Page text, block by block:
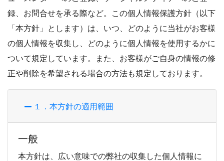
録、お問合せを承る際など。この個人情報保護方針（以下
「本方針」とします）は、いつ、どのように当社がお客様
の個人情報を収集し、どのように個人情報を使用するかに
ついて規定しています。また、お客様がご自身の情報の修
正や削除を希望される場合の方法も規定しております。
１．本方針の適用範囲
一般
本方針は、広い意味での弊社の収集した個人情報に